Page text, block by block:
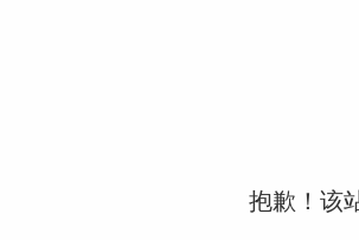
抱歉！该